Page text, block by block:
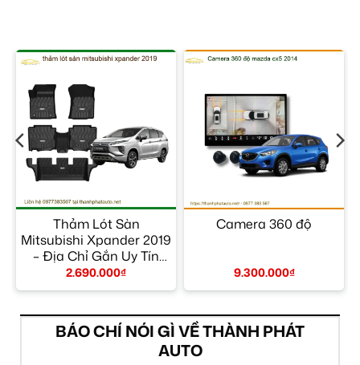
Thảm Lót Sàn
Mitsubishi Xpander 2019
– Địa Chỉ Gắn Uy Tín
TPHCM
2.690.000₫
Camera 360 độ
9.300.000₫
BÁO CHÍ NÓI GÌ VỀ THÀNH PHÁT
AUTO